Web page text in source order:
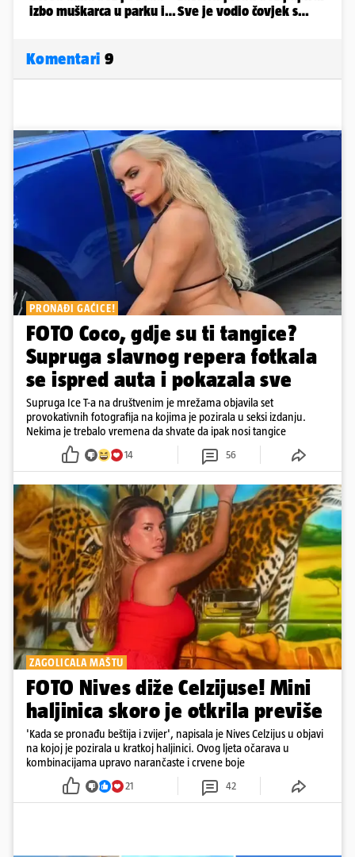
Komentari 9
PRONAĐI GAĆICE!
FOTO Coco, gdje su ti tangice?
Supruga slavnog repera fotkala
se ispred auta i pokazala sve
Supruga Ice T-a na društvenim je mrežama objavila set
provokativnih fotografija na kojima je pozirala u seksi izdanju.
Nekima je trebalo vremena da shvate da ipak nosi tangice
14 56
ZAGOLICALA MAŠTU
FOTO Nives diže Celzijuse! Mini
haljinica skoro je otkrila previše
'Kada se pronađu beštija i zvijer', napisala je Nives Celzijus u objavi
na kojoj je pozirala u kratkoj haljinici. Ovog ljeta očarava u
kombinacijama upravo narančaste i crvene boje
21 42